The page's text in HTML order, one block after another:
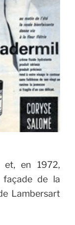
et, en 1972,
de la
Lambersart